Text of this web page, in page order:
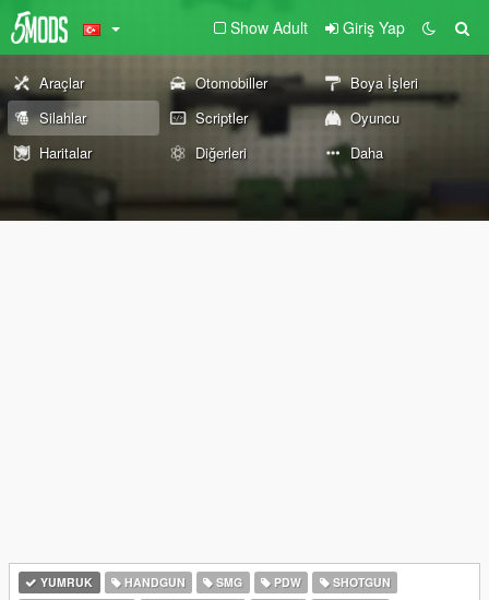
Show Adult Giriş Yap
Araçlar Otomobiller
Boya İşleri
Silahlar
Scriptler
Oyuncu
Haritalar
Diğerleri Daha
YUMRUK HANDGUN SMG PDW
SHOTGUN